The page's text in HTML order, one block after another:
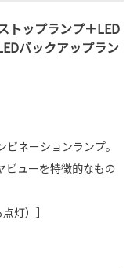
トップランプ＋LED
バックアップラン
ネーションランプ。
ビューを特徴的なもの
灯）］